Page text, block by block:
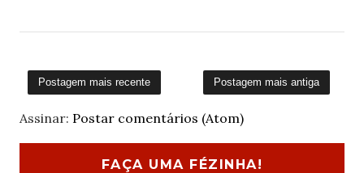
Postagem mais recente Postagem mais antiga
Assinar: Postar comentários (Atom)
FAÇA UMA FÉZINHA!